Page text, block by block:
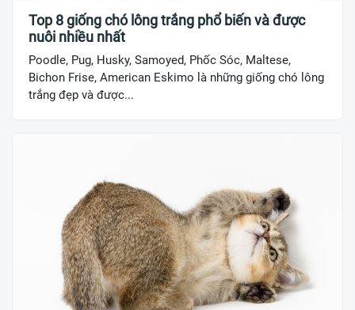
Top 8 giống chó lông trắng phổ biến và được
nuôi nhiều nhất
Poodle, Pug, Husky, Samoyed, Phốc Sóc, Maltese,
Bichon Frise, American Eskimo là những giống chó lông
trắng đẹp và được...